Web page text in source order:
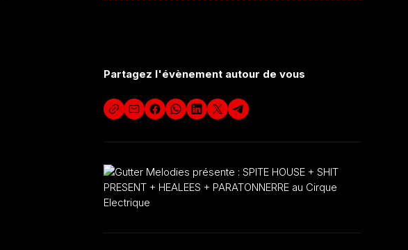
Partagez l'évènement autour de vous